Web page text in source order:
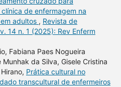
de enfermagem na
adultos , Revista de
14 n. 1 (2025): Rev Enferm
Fabiana Paes Nogueira
da Silva, Gisele Cristina
Prática cultural no
transcultural de enfermeiros